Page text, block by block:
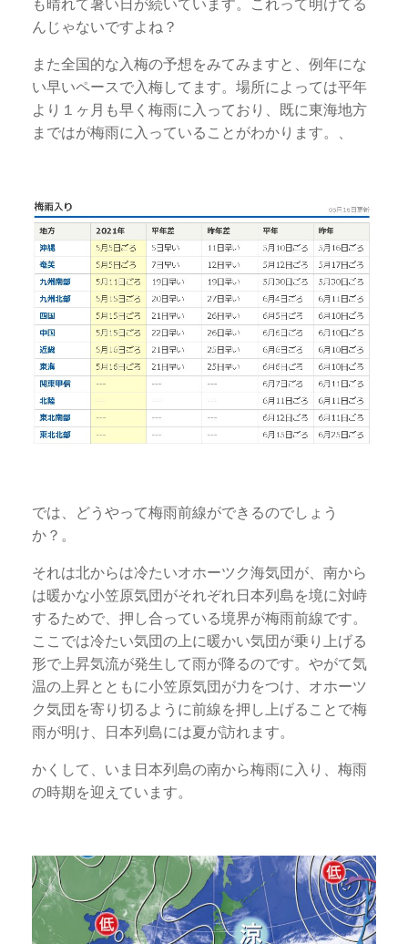
も晴れて暑い日が続いています。これって明けてる
んじゃないですよね？
また全国的な入梅の予想をみてみますと、例年にな
い早いペースで入梅してます。場所によっては平年
より１ヶ月も早く梅雨に入っており、既に東海地方
まではが梅雨に入っていることがわかります。、
では、どうやって梅雨前線ができるのでしょう
か？。
それは北からは冷たいオホーツク海気団が、南から
は暖かな小笠原気団がそれぞれ日本列島を境に対峙
するためで、押し合っている境界が梅雨前線です。
ここでは冷たい気団の上に暖かい気団が乗り上げる
形で上昇気流が発生して雨が降るのです。やがて気
温の上昇とともに小笠原気団が力をつけ、オホーツ
ク気団を寄り切るように前線を押し上げることで梅
雨が明け、日本列島には夏が訪れます。
かくして、いま日本列島の南から梅雨に入り、梅雨
の時期を迎えています。